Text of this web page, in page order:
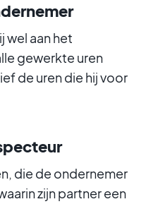
wel aan het
gewerkte uren
de uren die hij voor
die de ondernemer
zijn partner een